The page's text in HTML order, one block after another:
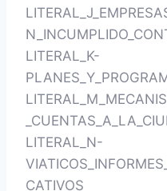
LITERAL_K-
LITERAL_N-
CATIVOS